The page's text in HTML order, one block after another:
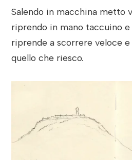
Salendo in macchina metto
riprendo in mano taccuino
riprende a scorrere veloce
quello che riesco.